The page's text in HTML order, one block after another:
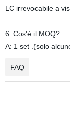
LC irrevocabile a
6: Cos'è il MOQ?
A: 1 set .(solo
FAQ